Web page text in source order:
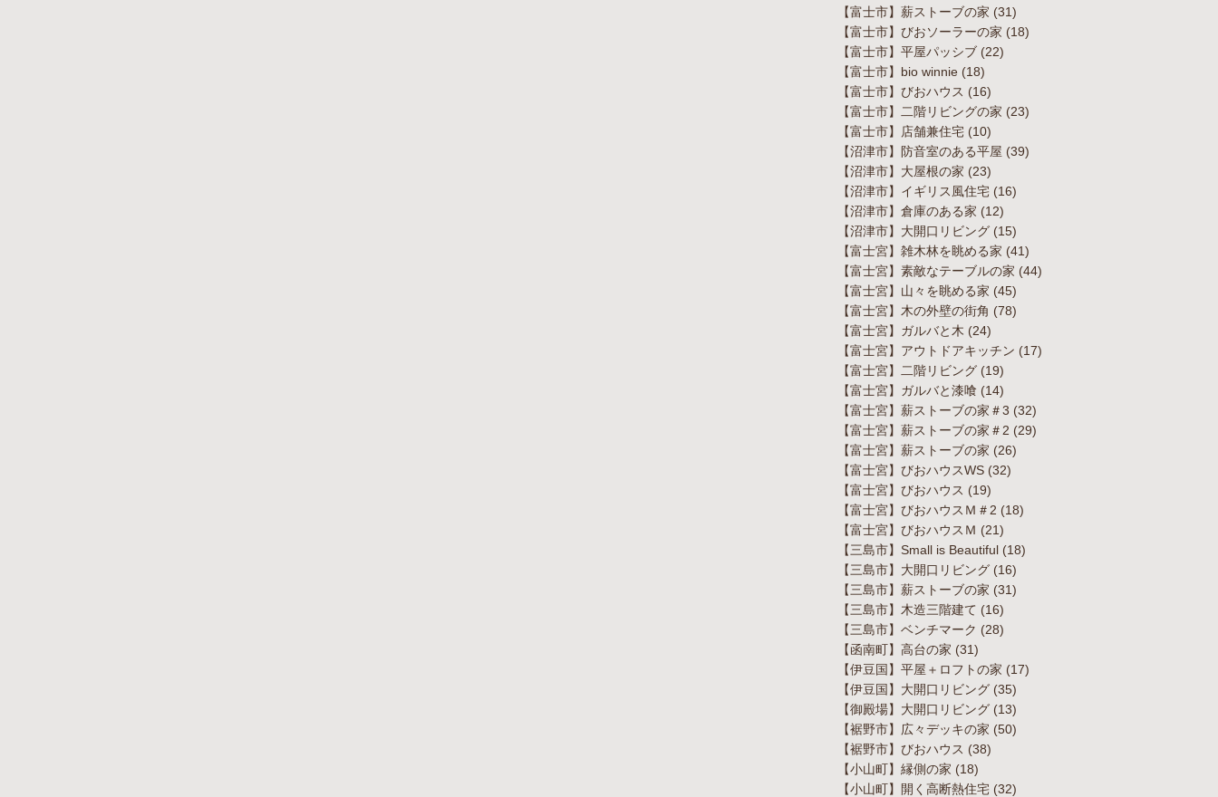
【富士市】薪ストーブの家 (31)
【富士市】びおソーラーの家 (18)
【富士市】平屋パッシブ (22)
【富士市】bio winnie (18)
【富士市】びおハウス (16)
【富士市】二階リビングの家 (23)
【富士市】店舗兼住宅 (10)
【沼津市】防音室のある平屋 (39)
【沼津市】大屋根の家 (23)
【沼津市】イギリス風住宅 (16)
【沼津市】倉庫のある家 (12)
【沼津市】大開口リビング (15)
【富士宮】雑木林を眺める家 (41)
【富士宮】素敵なテーブルの家 (44)
【富士宮】山々を眺める家 (45)
【富士宮】木の外壁の街角 (78)
【富士宮】ガルバと木 (24)
【富士宮】アウトドアキッチン (17)
【富士宮】二階リビング (19)
【富士宮】ガルバと漆喰 (14)
【富士宮】薪ストーブの家＃3 (32)
【富士宮】薪ストーブの家＃2 (29)
【富士宮】薪ストーブの家 (26)
【富士宮】びおハウスWS (32)
【富士宮】びおハウス (19)
【富士宮】びおハウスＭ＃2 (18)
【富士宮】びおハウスＭ (21)
【三島市】Small is Beautiful (18)
【三島市】大開口リビング (16)
【三島市】薪ストーブの家 (31)
【三島市】木造三階建て (16)
【三島市】ベンチマーク (28)
【函南町】高台の家 (31)
【伊豆国】平屋＋ロフトの家 (17)
【伊豆国】大開口リビング (35)
【御殿場】大開口リビング (13)
【裾野市】広々デッキの家 (50)
【裾野市】びおハウス (38)
【小山町】縁側の家 (18)
【小山町】開く高断熱住宅 (32)